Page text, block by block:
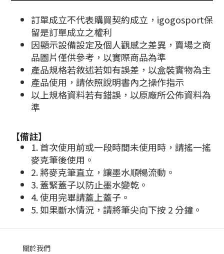
訂單成立不代表購買契約成立，igogosport保
留是訂單成立之權利
因顯示設備設定及個人觀感之差異，賣場之商
品圖片僅供參考，以實際商品為準
產品規格若敘述若如有誤差，以盒裝實物為主
產品使用，請依照說明書內之操作指示
以上規格資料若有錯誤，以原廠所公佈資料為
準
【備註】
1. 首次使用前或一段時間未使用時，請搖一搖
麥克筆後使用。
2. 將麥克筆直立，讓墨水順暢流動。
3. 蓋緊蓋子以防止墨水變乾。
4. 使用完畢請蓋上蓋子。
5. 如果斷水情況，請將筆尖向下按 2 分鐘。
關於我們